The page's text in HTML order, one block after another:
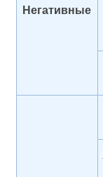
Негативные